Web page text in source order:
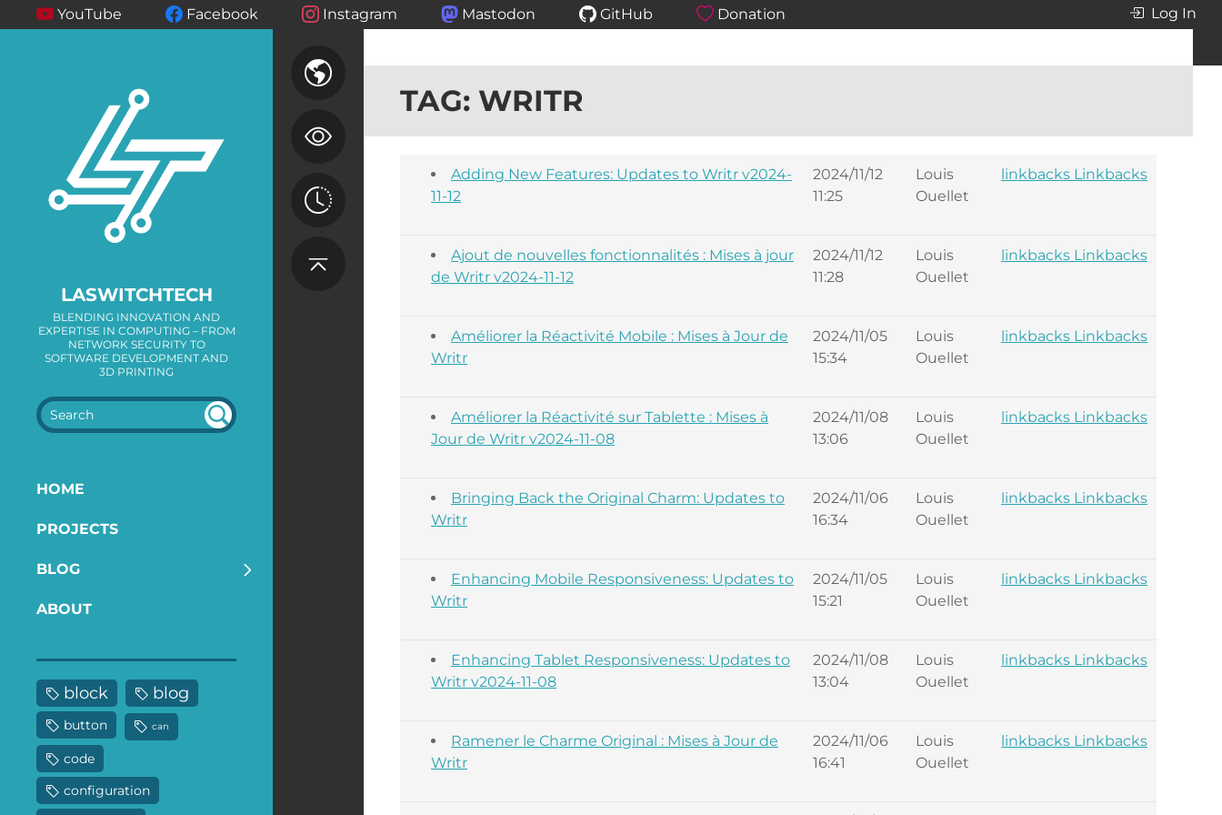
YouTube Facebook Instagram Mastodon GitHub Donation Log In
LASWITCHTECH
BLENDING INNOVATION AND
EXPERTISE IN COMPUTING – FROM
NETWORK SECURITY TO
SOFTWARE DEVELOPMENT AND
3D PRINTING
HOME
PROJECTS
BLOG
ABOUT
block blog
button can
code
configuration
TAG: WRITR
Adding New Features: Updates to Writr v2024-
11-12
2024/11/12
11:25
Louis
Ouellet
linkbacks Linkbacks
Ajout de nouvelles fonctionnalités : Mises à jour
de Writr v2024-11-12
2024/11/12
11:28
Louis
Ouellet
linkbacks Linkbacks
Améliorer la Réactivité Mobile : Mises à Jour de
Writr
2024/11/05
15:34
Louis
Ouellet
linkbacks Linkbacks
Améliorer la Réactivité sur Tablette : Mises à
Jour de Writr v2024-11-08
2024/11/08
13:06
Louis
Ouellet
linkbacks Linkbacks
Bringing Back the Original Charm: Updates to
Writr
2024/11/06
16:34
Louis
Ouellet
linkbacks Linkbacks
Enhancing Mobile Responsiveness: Updates to
Writr
2024/11/05
15:21
Louis
Ouellet
linkbacks Linkbacks
Enhancing Tablet Responsiveness: Updates to
Writr v2024-11-08
2024/11/08
13:04
Louis
Ouellet
linkbacks Linkbacks
Ramener le Charme Original : Mises à Jour de
Writr
2024/11/06
16:41
Louis
Ouellet
linkbacks Linkbacks